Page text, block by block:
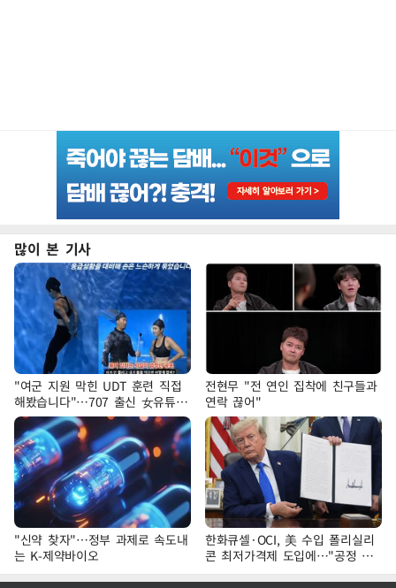
많이 본 기사
"여군 지원 막힌 UDT 훈련 직접
해봤습니다"…707 출신 女유튜버
'완벽 소화'
전현무 "전 연인 집착에 친구들과
연락 끊어"
"신약 찾자"…정부 과제로 속도내
는 K-제약바이오
한화큐셀·OCI, 美 수입 폴리실리
콘 최저가격제 도입에…"공정 경
쟁·수익성 개선 환영"